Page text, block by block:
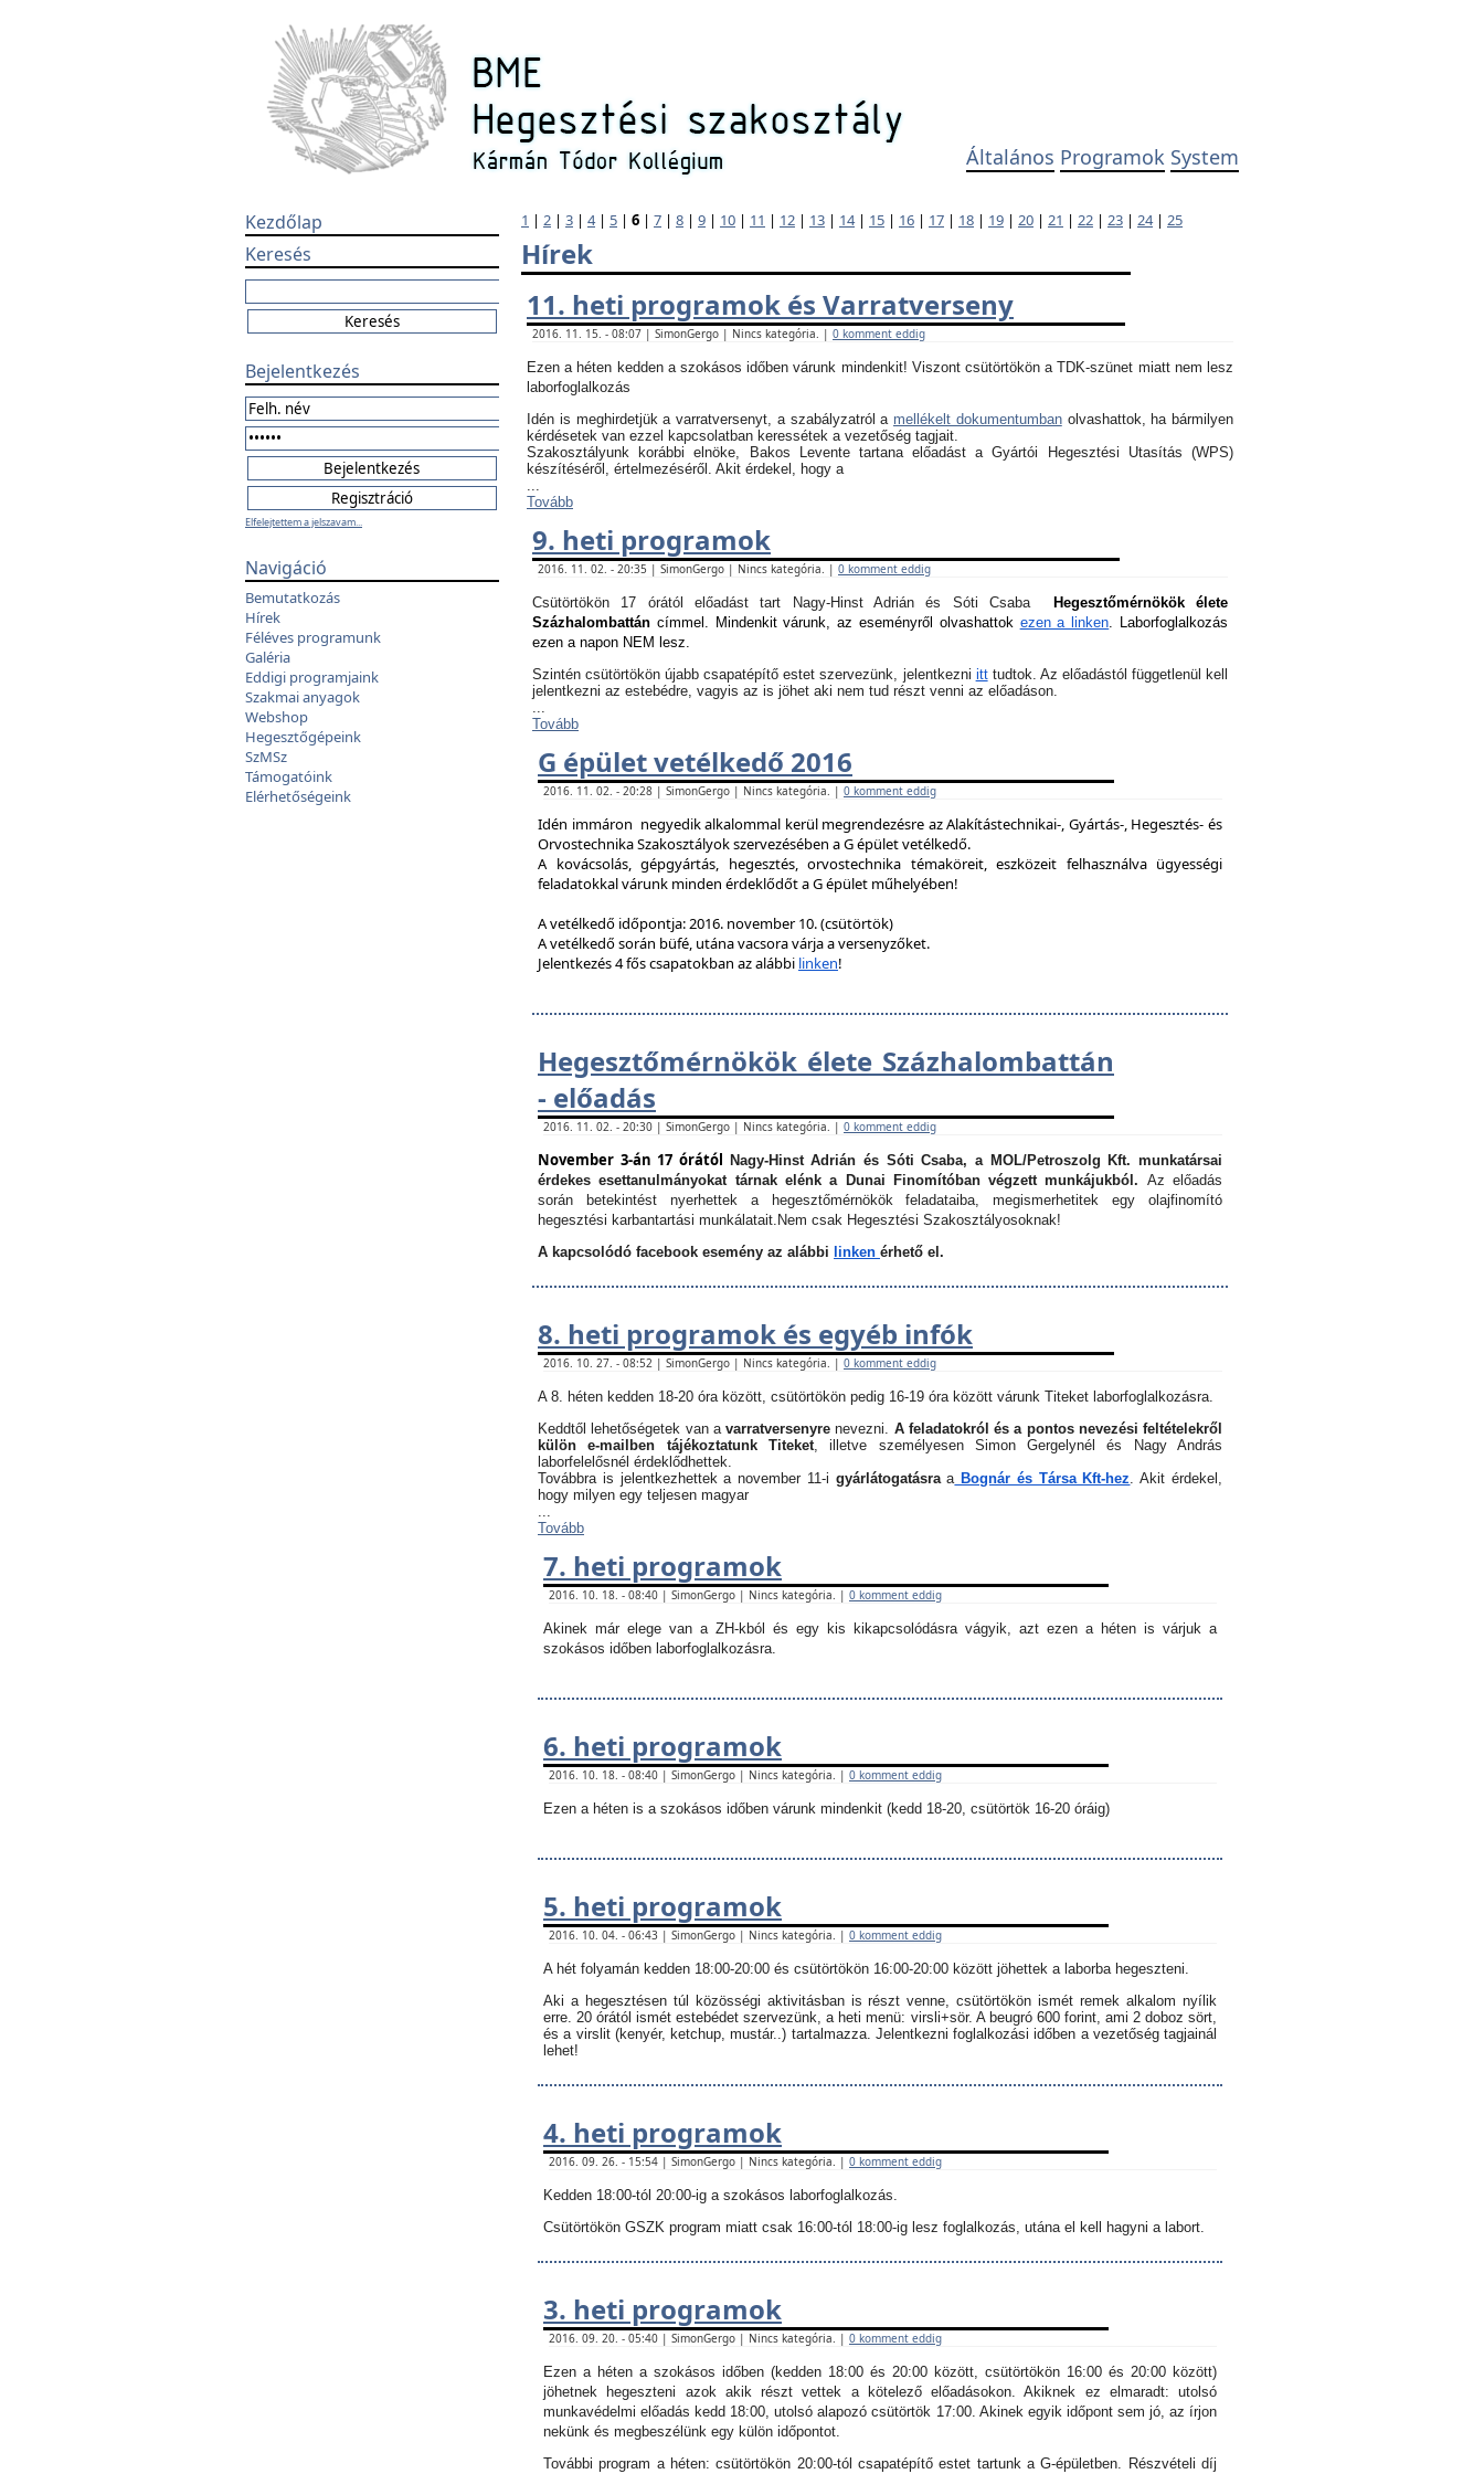
Általános Programok System
Kezdőlap
Keresés
Bejelentkezés
Elfelejtettem a jelszavam...
Navigáció
Bemutatkozás
Hírek
Féléves programunk
Galéria
Eddigi programjaink
Szakmai anyagok
Webshop
Hegesztőgépeink
SzMSz
Támogatóink
Elérhetőségeink
1 | 2 | 3 | 4| 5 | 6 | 7 | 8 | 9 | 10 | 11 | 12 | 13 | 14| 15 | 16 | 17 | 18 | 19 | 20 | 21 | 22 | 23 | 24| 25
Hírek
11. heti programok és Varratverseny
2016. 11. 15. - 08:07 | SimonGergo | Nincs kategória. | 0 komment eddig
Ezen a héten kedden a szokásos időben várunk mindenkit! Viszont csütörtökön a TDK-szünet miatt nem lesz
laborfoglalkozás
Idén is meghirdetjük a varratversenyt, a szabályzatról a mellékelt dokumentumbanolvashattok, ha bármilyen
kérdésetek van ezzel kapcsolatban keressétek a vezetőség tagjait.
Szakosztályunk korábbi elnöke, Bakos Levente tartana előadást a Gyártói Hegesztési Utasítás (WPS)
készítéséről, értelmezéséről. Akit érdekel, hogy a
...
Tovább
9. heti programok
2016. 11. 02. - 20:35 | SimonGergo | Nincs kategória. | 0 komment eddig
Csütörtökön 17 órától előadást tart Nagy-Hinst Adrián és Sóti Csaba
Hegesztőmérnökök élete
Százhalombattán címmel. Mindenkit várunk, az eseményről olvashattok ezen a linken. Laborfoglalkozás
ezen a napon NEM lesz.
Szintén csütörtökön újabb csapatépítő estet szervezünk, jelentkezni itttudtok. Az előadástól függetlenül kell
jelentkezni az estebédre, vagyis az is jöhet aki nem tud részt venni az előadáson.
...
Tovább
G épület vetélkedő 2016
2016. 11. 02. - 20:28 | SimonGergo | Nincs kategória. | 0 komment eddig
Idén immáron negyedik alkalommal kerül megrendezésre az Alakítástechnikai-, Gyártás-, Hegesztés- és
Orvostechnika Szakosztályok szervezésében a G épület vetélkedő.
A kovácsolás, gépgyártás, hegesztés, orvostechnika témaköreit, eszközeit felhasználva ügyességi
feladatokkal várunk minden érdeklődőt a G épület műhelyében!
A vetélkedő időpontja: 2016. november 10. (csütörtök)
A vetélkedő során büfé, utána vacsora várja a versenyzőket.
Jelentkezés 4 fős csapatokban az alábbi linken!
Hegesztőmérnökök élete Százhalombattán
- előadás
2016. 11. 02. - 20:30 | SimonGergo | Nincs kategória. | 0 komment eddig
November 3-án 17 órától Nagy-Hinst Adrián és Sóti Csaba, a MOL/Petroszolg Kft. munkatársai
érdekes esettanulmányokat tárnak elénk a Dunai Finomítóban végzett munkájukból. Az előadás
során betekintést nyerhettek a hegesztőmérnökök feladataiba, megismerhetitek egy olajfinomító
hegesztési karbantartási munkálatait. Nem csak Hegesztési Szakosztályosoknak!
A kapcsolódó facebook esemény az alábbi
linken érhető el.
8. heti programok és egyéb infók
2016. 10. 27. - 08:52 | SimonGergo | Nincs kategória. | 0 komment eddig
A 8. héten kedden 18-20 óra között, csütörtökön pedig 16-19 óra között várunk Titeket laborfoglalkozásra.
Keddtől lehetőségetek van a varratversenyrenevezni. A feladatokról és a pontos nevezési feltételekről
külön e-mailben tájékoztatunk Titeket, illetve személyesen Simon Gergelynél és Nagy András
laborfelelősnél érdeklődhettek.
Továbbra is jelentkezhettek a november 11-i gyárlátogatásraaBognár és Társa Kft-hez. Akit érdekel,
hogy milyen egy teljesen magyar
...
Tovább
7. heti programok
2016. 10. 18. - 08:40 | SimonGergo | Nincs kategória. | 0 komment eddig
Akinek már elege van a ZH-kból és egy kis kikapcsolódásra vágyik, azt ezen a héten is várjuk a
szokásos időben laborfoglalkozásra.
6. heti programok
2016. 10. 18. - 08:40 | SimonGergo | Nincs kategória. | 0 komment eddig
Ezen a héten is a szokásos időben várunk mindenkit (kedd 18-20, csütörtök 16-20 óráig)
5. heti programok
2016. 10. 04. - 06:43 | SimonGergo | Nincs kategória. | 0 komment eddig
A hét folyamán kedden 18:00-20:00 és csütörtökön 16:00-20:00 között jöhettek a laborba hegeszteni.
Aki a hegesztésen túl közösségi aktivitásban is részt venne, csütörtökön ismét remek alkalom nyílik
erre. 20 órától ismét estebédet szervezünk, a heti menü: virsli+sör. A beugró 600 forint, ami 2 doboz sört,
és a virslit (kenyér, ketchup, mustár..) tartalmazza. Jelentkezni foglalkozási időben a vezetőség tagjainál
lehet!
4. heti programok
2016. 09. 26. - 15:54 | SimonGergo | Nincs kategória. | 0 komment eddig
Kedden 18:00-tól 20:00-ig a szokásos laborfoglalkozás.
Csütörtökön GSZK program miatt csak 16:00-tól 18:00-ig lesz foglalkozás, utána el kell hagyni a labort.
3. heti programok
2016. 09. 20. - 05:40 | SimonGergo | Nincs kategória. | 0 komment eddig
Ezen a héten a szokásos időben (kedden 18:00 és 20:00 között, csütörtökön 16:00 és 20:00 között)
jöhetnek hegeszteni azok akik részt vettek a kötelező előadásokon. Akiknek ez elmaradt: utolsó
munkavédelmi előadás kedd 18:00, utolsó alapozó csütörtök 17:00. Akinek egyik időpont sem jó, az írjon
nekünk és megbeszélünk egy külön időpontot.
További program a héten: csütörtökön 20:00-tól csapatépítő estet tartunk a G-épületben. Részvételi díj